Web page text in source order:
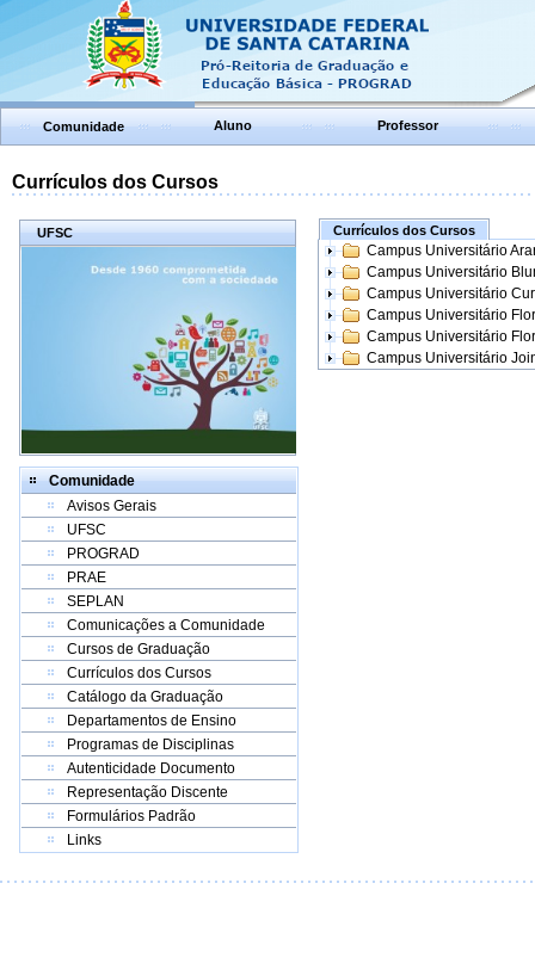
Comunidade Aluno Professor
Currículos dos Cursos
UFSC
Comunidade
Avisos Gerais
UFSC
PROGRAD
PRAE
SEPLAN
Comunicações a Comunidade
Cursos de Graduação
Currículos dos Cursos
Catálogo da Graduação
Departamentos de Ensino
Programas de Disciplinas
Autenticidade Documento
Representação Discente
Formulários Padrão
Links
Currículos dos Cursos
Campus Universitário
Campus Universitário
Campus Universitário
Campus Universitário
Campus Universitário
Campus Universitário